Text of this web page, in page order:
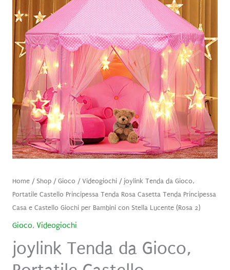
Home/ Shop/Gioco /Videogiochi/ joylink Tenda da Gioco,
Portatile Castello Principessa Tenda Rosa Casetta Tenda Principessa
Casa e Castello Giochi per Bambini con Stella Lucente (Rosa 2)
Gioco, Videogiochi
joylink Tenda da Gioco,